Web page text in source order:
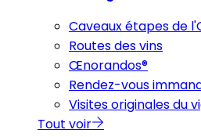
Caveaux étapes de
Routes des vins
Œnorandos®
Rendez-vous
Visites originales du
Tout voir